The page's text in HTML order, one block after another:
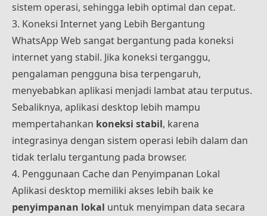
sistem operasi, sehingga lebih optimal dan cepat.
3. Koneksi Internet yang Lebih Bergantung
WhatsApp Web sangat bergantung pada koneksi
internet yang stabil. Jika koneksi terganggu,
pengalaman pengguna bisa terpengaruh,
menyebabkan aplikasi menjadi lambat atau terputus.
Sebaliknya, aplikasi desktop lebih mampu
mempertahankan koneksi stabil, karena
integrasinya dengan sistem operasi lebih dalam dan
tidak terlalu tergantung pada browser.
4. Penggunaan Cache dan Penyimpanan Lokal
Aplikasi desktop memiliki akses lebih baik ke
penyimpanan lokal untuk menyimpan data secara